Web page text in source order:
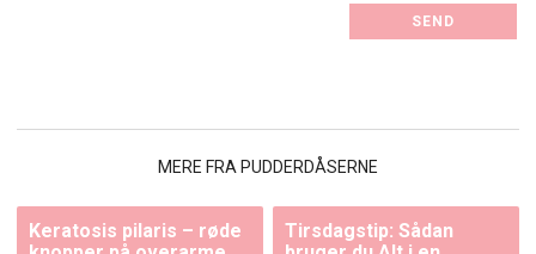
MERE FRA PUDDERDÅSERNE
Keratosis pilaris – røde
Tirsdagstip: Sådan